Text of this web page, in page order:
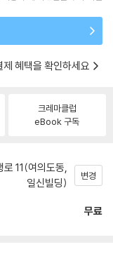
혜택을 확인하세요
크레마클럽
eBook 구독
로 11(여의도동,
일신빌딩)
변경
무료